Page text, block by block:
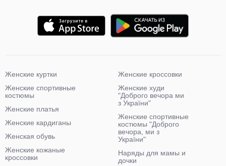
Женские куртки
Женские спортивные
костюмы
Женские платья
Женские кардиганы
Женская обувь
Женские кожаные
кроссовки
Женские кроссовки
Женские худи
"Доброго вечора ми
з України"
Женские спортивные
костюмы "Доброго
вечора, ми з
України"
Наряды для мамы и
дочки